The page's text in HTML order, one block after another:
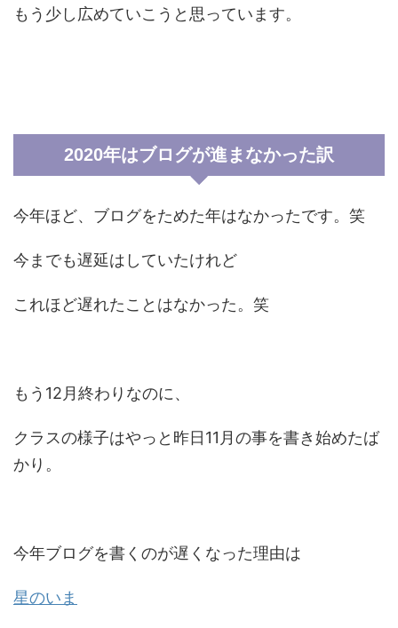
もう少し広めていこうと思っています。
2020年はブログが進まなかった訳
今年ほど、ブログをためた年はなかったです。笑
今までも遅延はしていたけれど
これほど遅れたことはなかった。笑
もう12月終わりなのに、
クラスの様子はやっと昨日11月の事を書き始めたば
かり。
今年ブログを書くのが遅くなった理由は
星のいま